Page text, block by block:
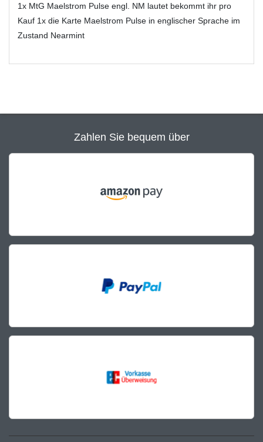
1x MtG Maelstrom Pulse engl. NM lautet bekommt ihr pro
Kauf 1x die Karte Maelstrom Pulse in englischer Sprache im
Zustand Nearmint
Zahlen Sie bequem über